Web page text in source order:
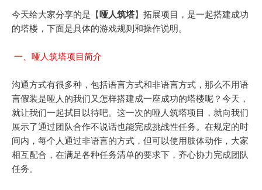
今天给大家分享的是【哑人筑塔】拓展项目，是一起搭建成功
的塔楼，下面是具体的游戏规则和操作说明。
一、哑人筑塔项目简介
沟通方式有很多种，包括语言方式和非语言方式，那么不用语
言假装是哑人的我们又怎样搭建成一座成功的塔楼呢？今天，
就让我们一起拭目以待吧。这一次的哑人筑塔项目，就向我们
展示了通过团队合作不说话也能完成挑战性任务。在规定的时
间内，每个人通过非语言的方式，但可以使用肢体动作，大家
相互配合，在满足各种任务清单的要求下，齐心协力完成团队
任务。